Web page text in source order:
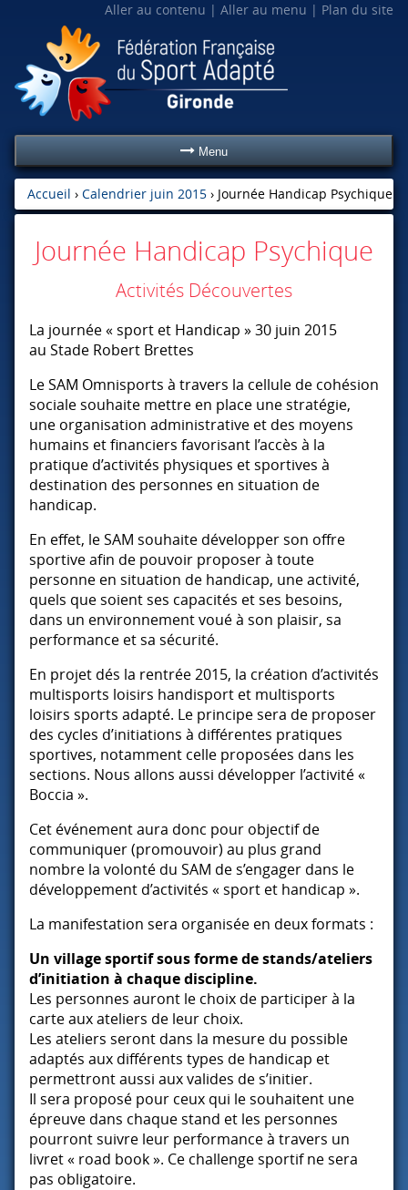
Aller au contenu Aller au menu Plan du site
Menu
Accueil ›Calendrier juin 2015 › Journée Handicap Psychique
Journée Handicap Psychique
Activités Découvertes
La journée « sport et Handicap » 30 juin 2015
au Stade Robert Brettes
LeSAM Omnisports à travers la cellule de cohésion
sociale souhaite mettre en place une stratégie,
une organisation administrative et des moyens
humains et financiers favorisant l’accès à la
pratique d’activités physiques et sportives à
destination des personnes en situation de
handicap.
En effet, leSAM souhaite développer son offre
sportive afin de pouvoir proposer à toute
personne en situation de handicap, une activité,
quels que soient ses capacités et ses besoins,
dans un environnement voué à son plaisir, sa
performance et sa sécurité.
En projet dés la rentrée 2015, la création d’activités
multisports loisirs handisport et multisports
loisirs sports adapté. Le principe sera de proposer
des cycles d’initiations à différentes pratiques
sportives, notamment celle proposées dans les
sections. Nous allons aussi développer l’activité «
Boccia ».
Cet événement aura donc pour objectif de
communiquer (promouvoir) au plus grand
nombre la volonté du SAM de s’engager dans le
développement d’activités « sport et handicap ».
La manifestation sera organisée en deux formats :
Un village sportif sous forme de stands/ateliers
d’initiation à chaque discipline.
Les personnes auront le choix de participer à la
carte aux ateliers de leur choix.
Les ateliers seront dans la mesure du possible
adaptés aux différents types de handicap et
permettront aussi aux valides de s’initier.
Il sera proposé pour ceux qui le souhaitent une
épreuve dans chaque stand et les personnes
pourront suivre leur performance à travers un
livret « road book ». Ce challenge sportif ne sera
pas obligatoire.